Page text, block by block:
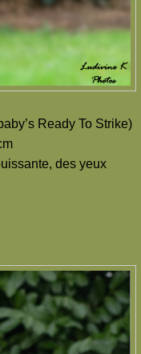
Ready To Strike)
des yeux